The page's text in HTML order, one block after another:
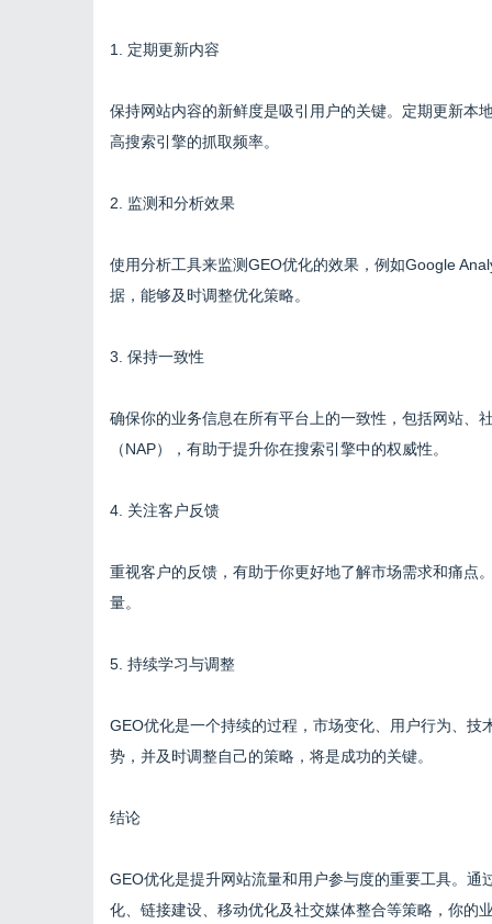
1. 定期更新内容
保持网站内容的新鲜度是吸引用户的关键。定期更新本
高搜索引擎的抓取频率。
2. 监测和分析效果
使用分析工具来监测GEO优化的效果，例如Google
据，能够及时调整优化策略。
3. 保持一致性
确保你的业务信息在所有平台上的一致性，包括网站、
（NAP），有助于提升你在搜索引擎中的权威性。
4. 关注客户反馈
重视客户的反馈，有助于你更好地了解市场需求和痛点
量。
5. 持续学习与调整
GEO优化是一个持续的过程，市场变化、用户行为、
势，并及时调整自己的策略，将是成功的关键。
结论
GEO优化是提升网站流量和用户参与度的重要工具。
化、链接建设、移动优化及社交媒体整合等策略，你的